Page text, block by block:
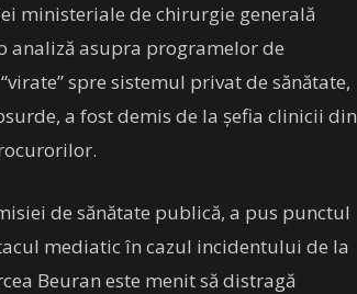
ministeriale de chirurgie generală
analiză asupra programelor de
spre sistemul privat de sănătate,
a fost demis de la șefia clinicii din
de sănătate publică, a pus punctul
mediatic în cazul incidentului de la
Beuran este menit să distragă